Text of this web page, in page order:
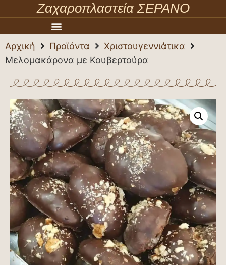
Ζαχαροπλαστεία ΣΕΡΑΝΟ
Αρχική Προϊόντα
Χριστουγεννιάτικα
Μελομακάρονα με Κουβερτούρα